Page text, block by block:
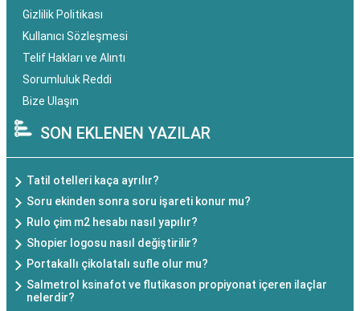
Gizlilik Politikası
Kullanıcı Sözleşmesi
Telif Hakları ve Alıntı
Sorumluluk Reddi
Bize Ulaşın
SON EKLENEN YAZILAR
Tatil otelleri kaça ayrılır?
Soru ekinden sonra soru işareti konur mu?
Rulo çim m2 hesabı nasıl yapılır?
Shopier logosu nasıl değiştirilir?
Portakallı çikolatalı sufle olur mu?
Salmetrol ksinafot ve flutikason propiyonat içeren ilaçlar
nelerdir?